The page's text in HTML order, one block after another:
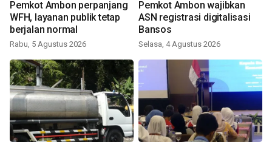
Pemkot Ambon perpanjang
WFH, layanan publik tetap
berjalan normal
Rabu, 5 Agustus 2026
Pemkot Ambon wajibkan
ASN registrasi digitalisasi
Bansos
Selasa, 4 Agustus 2026